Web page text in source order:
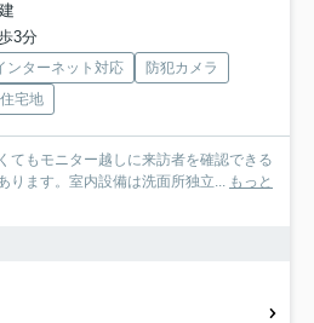
3分
ンターネット対応
防犯カメラ
宅地
てもモニター越しに来訪者を確認できる
ります。室内設備は洗面所独立... もっと